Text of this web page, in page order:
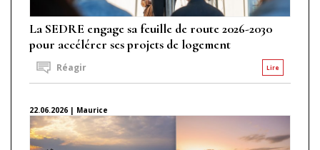
La SEDRE engage sa feuille de route 2026-2030
pour accélérer ses projets de logement
Lire
Réagir
22.06.2026 | Maurice